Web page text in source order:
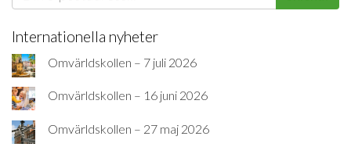
Internationella nyheter
Omvärldskollen – 7 juli 2026
Omvärldskollen – 16 juni 2026
Omvärldskollen – 27 maj 2026